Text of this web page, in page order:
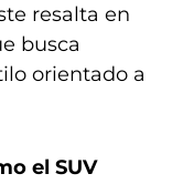
resalta en
busca
orientado a
el SUV